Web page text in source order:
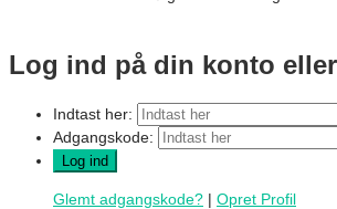
Log ind på din konto
Indtast her:
Adgangskode:
Glemt adgangskode? | Opret Profil